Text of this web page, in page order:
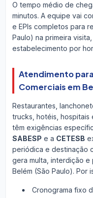
O tempo médio de
minutos. A equipe vai
e EPIs completos para
Paulo) na primeira
estabelecimento por
Atendimento
Comerciais em
Restaurantes,
trucks, hotéis, hospitais
têm exigências
SABESP e a CETESB
periódica e destinação
gera multa, interdição e
Belém (São Paulo). Por
Cronograma fixo